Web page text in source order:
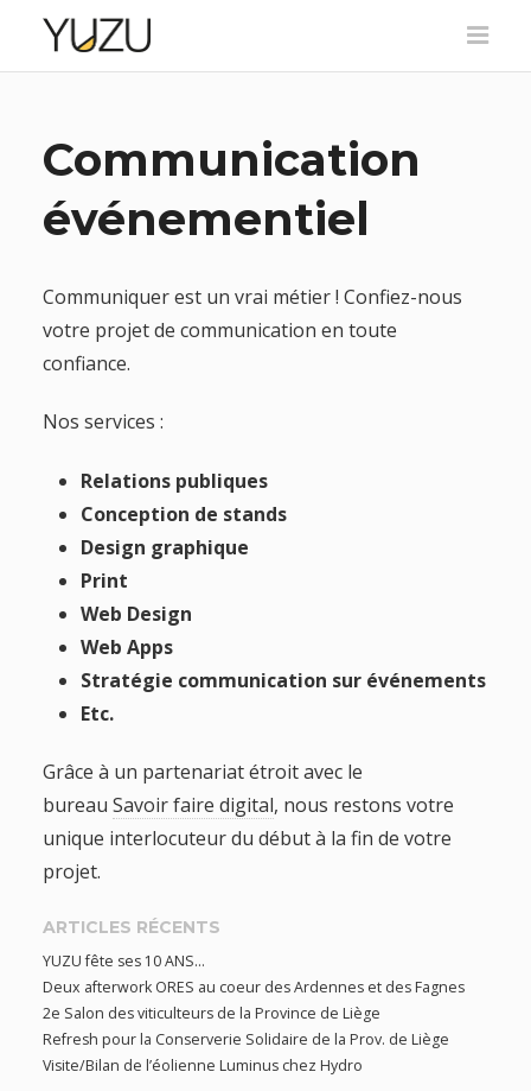
Communication
événementiel
Communiquer est un vrai métier ! Confiez-nous
votre projet de communication en toute
confiance.
Nos services :
Relations publiques
Conception de stands
Design graphique
Print
Web Design
Web Apps
Stratégie communication sur événements
Etc.
Grâce à un partenariat étroit avec le
bureau Savoir faire digital, nous restons votre
unique interlocuteur du début à la fin de votre
projet.
ARTICLES RÉCENTS
YUZU fête ses 10 ANS…
Deux afterwork ORES au coeur des Ardennes et des Fagnes
2e Salon des viticulteurs de la Province de Liège
Refresh pour la Conserverie Solidaire de la Prov. de Liège
Visite/Bilan de l’éolienne Luminus chez Hydro